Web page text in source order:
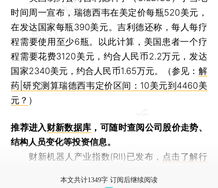
时间周一宣布，瑞德西韦在美定价每瓶520美元，
在发达国家每瓶390美元。吉利德还称，每人每疗
程需要使用至少6瓶。以此计算，美国患者一个疗
程需要花费3120美元，约合人民币2.2万元，发达
国家2340美元，约合人民币1.65万元。（参见： 解
药|研究测算瑞德西韦定价区间：10美元到4460美
元？ ）
推荐进入财新数据库 ，可随时查阅公司股价走势、
结构人员变化等投资信息。
财新机器人产业指数(RII)已发布， 点击了解行
本文共计1349字 订阅后继续阅读